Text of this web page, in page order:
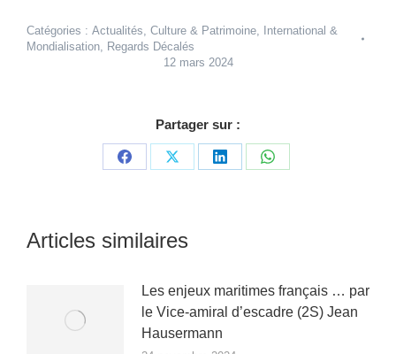
Catégories : Actualités, Culture & Patrimoine,
International &
Mondialisation, Regards Décalés
12 mars 2024
Partager sur :
PartagerPartagerPartagerPartager
Articles similaires
Les enjeux maritimes français … par
le Vice-amiral d’escadre (2S) Jean
Hausermann